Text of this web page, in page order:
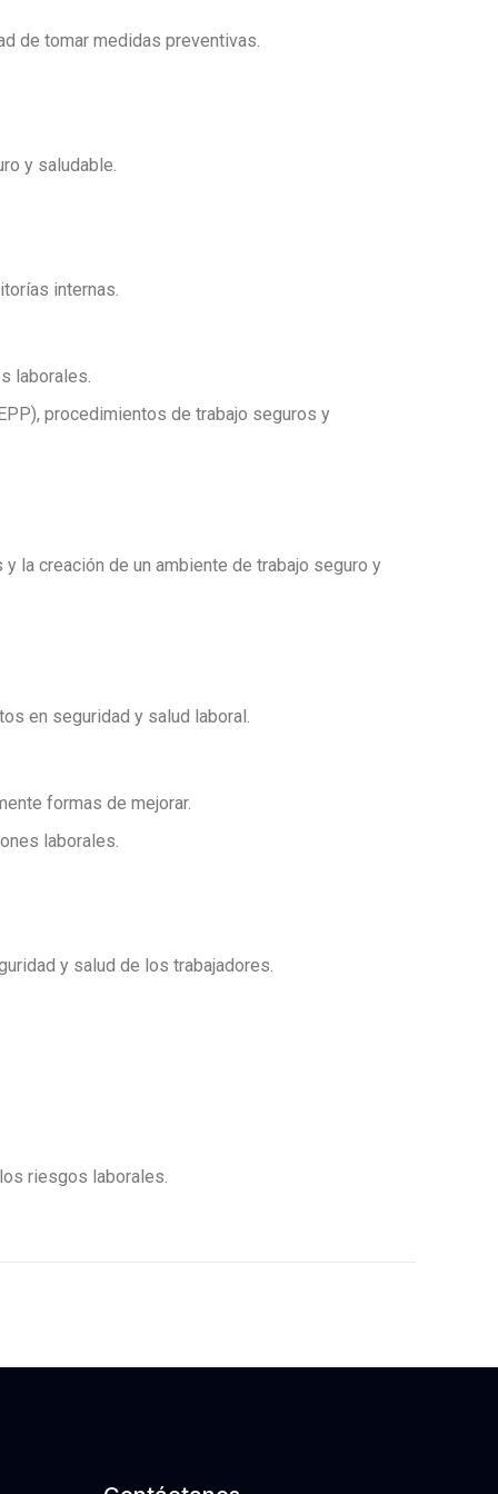
de tomar medidas preventivas.
y saludable.
internas.
laborales.
procedimientos de trabajo seguros y
la creación de un ambiente de trabajo seguro y
en seguridad y salud laboral.
formas de mejorar.
laborales.
y salud de los trabajadores.
riesgos laborales.